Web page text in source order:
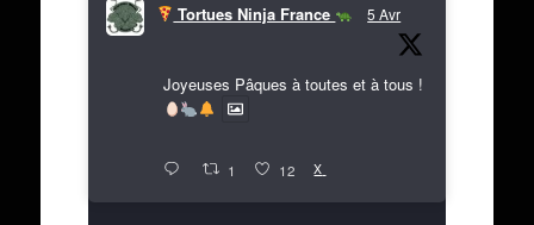
Tortues Ninja France 5 Avr
Joyeuses Pâques à toutes et à tous !
1 12 X